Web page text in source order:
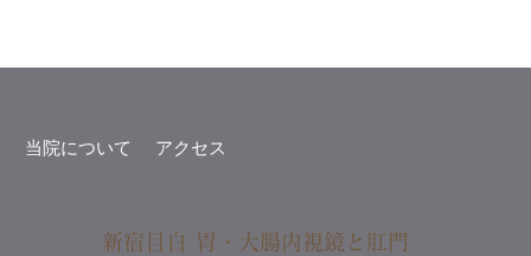
新宿目白 胃・大腸内視鏡と肛門
当院について アクセス